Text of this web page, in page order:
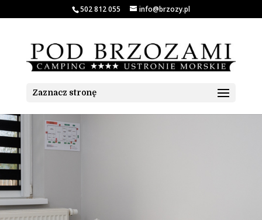
502 812 055 info@brzozy.pl
Zaznacz stronę